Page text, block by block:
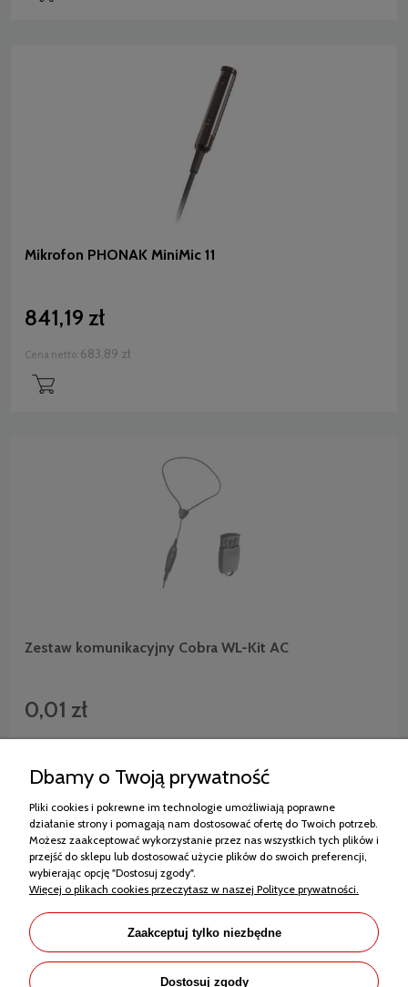
Mikrofon PHONAK MiniMic 11
841,19 zł
Cena netto: 683,89 zł
Zestaw komunikacyjny Cobra WL-Kit AC
0,01 zł
Zakupy
Pomoc
Moje konto
Informacje
Dbamy o Twoją prywatność
Pliki cookies i pokrewne im technologie umożliwiają poprawne
działanie strony i pomagają nam dostosować ofertę do Twoich potrzeb.
Możesz zaakceptować wykorzystanie przez nas wszystkich tych plików i
przejść do sklepu lub dostosować użycie plików do swoich preferencji,
wybierając opcję "Dostosuj zgody".
Więcej o plikach cookies przeczytasz w naszej Polityce prywatności.
Zaakceptuj tylko niezbędne
Dostosuj zgody